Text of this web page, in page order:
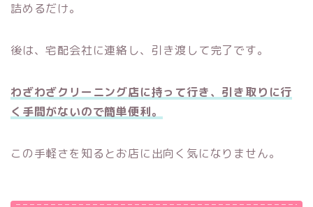
詰めるだけ。
後は、宅配会社に連絡し、引き渡して完了です。
わざわざクリーニング店に持って行き、引き取りに行
く手間がないので簡単便利。
この手軽さを知るとお店に出向く気になりません。